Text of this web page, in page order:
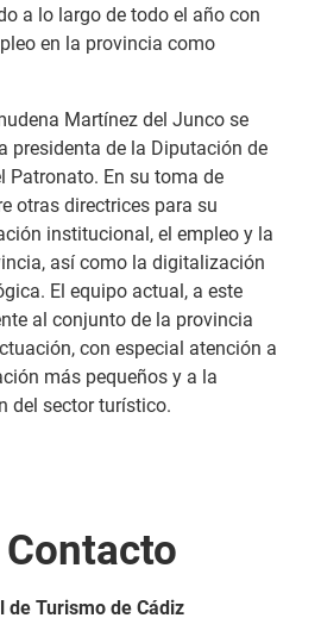
a lo largo de todo el año con
en la provincia como
Martínez del Junco se
presidenta de la Diputación de
Patronato. En su toma de
otras directrices para su
institucional, el empleo y la
así como la digitalización
El equipo actual, a este
al conjunto de la provincia
con especial atención a
más pequeños y a la
del sector turístico.
de Turismo de Cádiz